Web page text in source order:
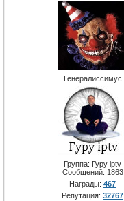
Генералиссимус
Группа: Гуру iptv
Сообщений: 1863
Награды: 467
Репутация: 32767